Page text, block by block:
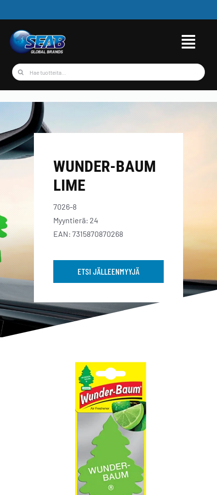
to
content
Etsi
WUNDER-BAUM
LIME
7026-8
Myyntierä: 24
EAN: 7315870870268
ETSI JÄLLEENMYYJÄ